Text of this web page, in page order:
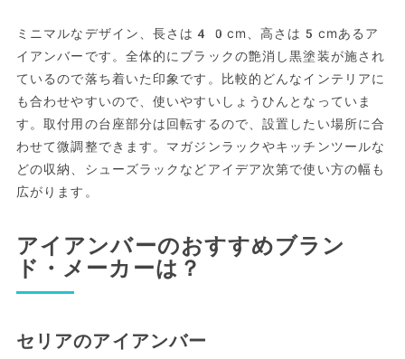
ミニマルなデザイン、長さは40cm、高さは5cmあるア
イアンバーです。全体的にブラックの艶消し黒塗装が施され
ているので落ち着いた印象です。比較的どんなインテリアに
も合わせやすいので、使いやすいしょうひんとなっていま
す。取付用の台座部分は回転するので、設置したい場所に合
わせて微調整できます。マガジンラックやキッチンツールな
どの収納、シューズラックなどアイデア次第で使い方の幅も
広がります。
アイアンバーのおすすめブラン
ド・メーカーは？
セリアのアイアンバー